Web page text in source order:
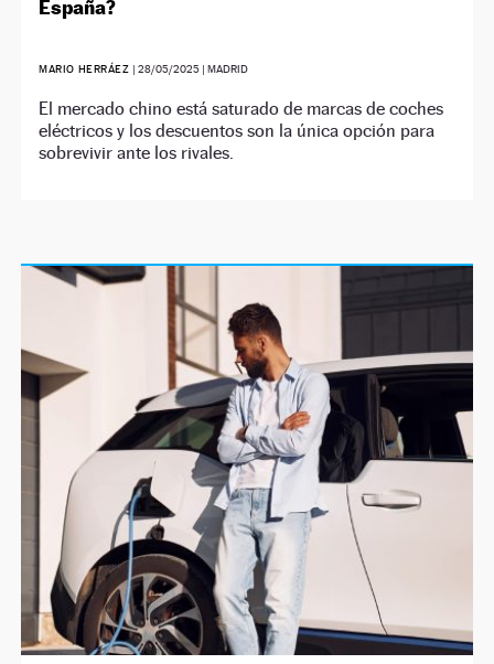
España?
MARIO HERRÁEZ | 28/05/2025| MADRID
El mercado chino está saturado de marcas de coches
eléctricos y los descuentos son la única opción para
sobrevivir ante los rivales.